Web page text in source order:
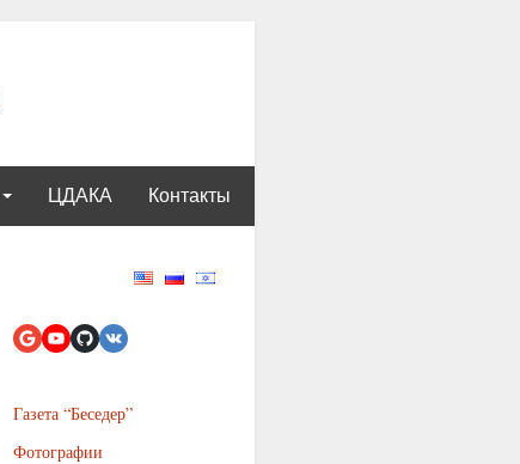
ЦДАКА Контакты
Газета “Беседер”
Фотографии